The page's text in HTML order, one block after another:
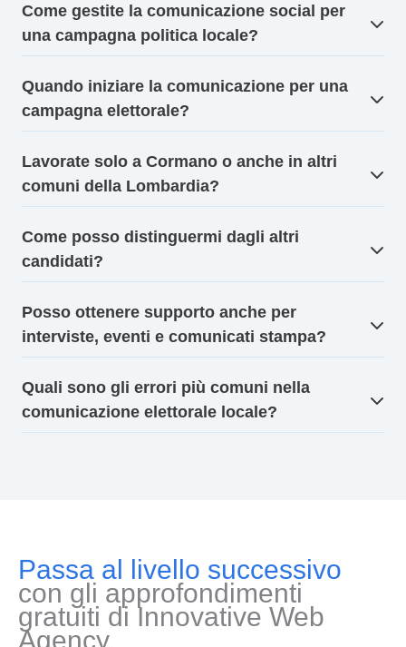
Come gestite la comunicazione social per
una campagna politica locale?
Quando iniziare la comunicazione per una
campagna elettorale?
Lavorate solo a Cormano o anche in altri
comuni della Lombardia?
Come posso distinguermi dagli altri
candidati?
Posso ottenere supporto anche per
interviste, eventi e comunicati stampa?
Quali sono gli errori più comuni nella
comunicazione elettorale locale?
Passa al livello successivo
con gli approfondimenti
gratuiti di Innovative Web
Agency.